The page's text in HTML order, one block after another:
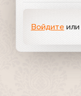
Войдите или